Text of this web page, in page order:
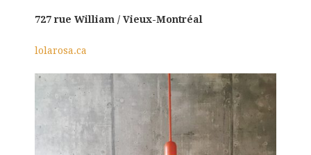
727 rue William / Vieux-Montréal
lolarosa.ca